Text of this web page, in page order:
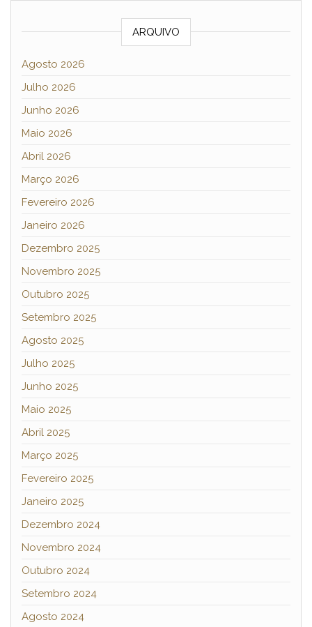
ARQUIVO
Agosto 2026
Julho 2026
Junho 2026
Maio 2026
Abril 2026
Março 2026
Fevereiro 2026
Janeiro 2026
Dezembro 2025
Novembro 2025
Outubro 2025
Setembro 2025
Agosto 2025
Julho 2025
Junho 2025
Maio 2025
Abril 2025
Março 2025
Fevereiro 2025
Janeiro 2025
Dezembro 2024
Novembro 2024
Outubro 2024
Setembro 2024
Agosto 2024